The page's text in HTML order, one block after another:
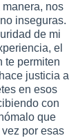
nos
inseguras.
de mi
el
te permiten
justicia a
en esos
con
que
por esas